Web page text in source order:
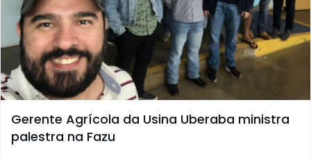
Gerente Agrícola da Usina Uberaba ministra
palestra na Fazu